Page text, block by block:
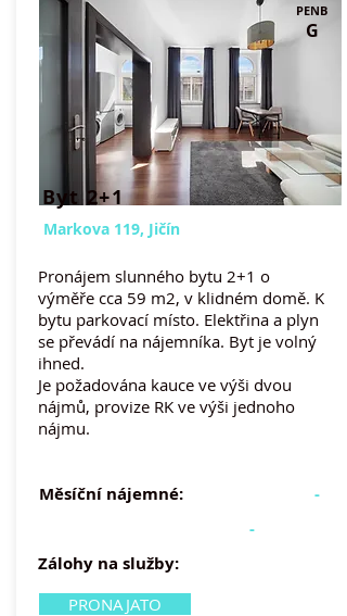
PENB
G
Byt 2+1
Markova 119, Jičín
Pronájem slunného bytu 2+1 o
výměře cca 59 m2, v klidném domě. K
bytu parkovací místo. Elektřina a plyn
se převádí na nájemníka. Byt je volný
ihned.
Je požadována kauce ve výši dvou
nájmů, provize RK ve výši jednoho
nájmu.
Měsíční nájemné:
-
-
Zálohy na služby:
PRONAJATO